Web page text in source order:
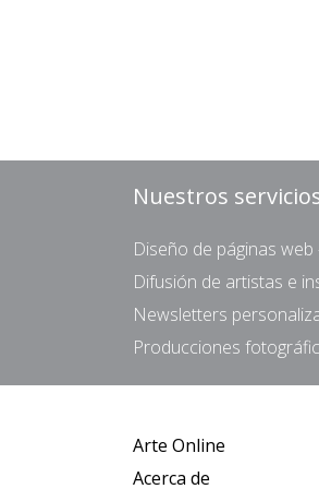
Nuestros
Diseño de páginas
Difusión de artistas e
Newsletters
Producciones
Arte Online
Acerca de